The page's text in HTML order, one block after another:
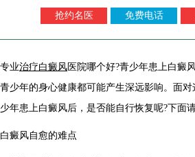
抢约名医 免费电话
业治疗白癜风 医院哪个好?青少年患上白癜
少年的身心健康都可能产生深远影响。面
年患上白癜风后，是否能自行恢复呢?下面
风自愈的难点